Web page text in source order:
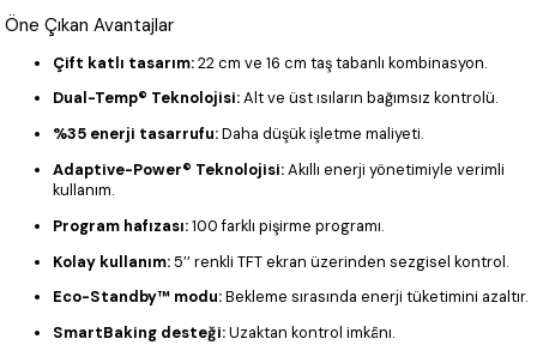
Öne Çıkan Avantajlar
Çift katlı tasarım:22 cm ve 16 cm taş tabanlı kombinasyon.
Dual-Temp® Teknolojisi:Alt ve üst ısıların bağımsız kontrolü.
%35 enerji tasarrufu:Daha düşük işletme maliyeti.
Adaptive-Power® Teknolojisi:Akıllı enerji yönetimiyle verimli
kullanım.
Program hafızası:100 farklı pişirme programı.
Kolay kullanım:5’’ renkli TFT ekran üzerinden sezgisel kontrol.
Eco-Standby™ modu:Bekleme sırasında enerji tüketimini azaltır.
SmartBaking desteği:Uzaktan kontrol imkânı.